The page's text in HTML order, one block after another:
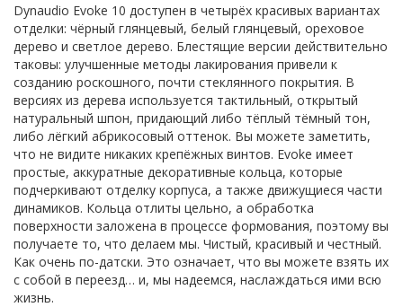
Dynaudio Evoke 10 доступен в четырёх красивых вариантах
отделки: чёрный глянцевый, белый глянцевый, ореховое
дерево и светлое дерево. Блестящие версии действительно
таковы: улучшенные методы лакирования привели к
созданию роскошного, почти стеклянного покрытия. В
версиях из дерева используется тактильный, открытый
натуральный шпон, придающий либо тёплый тёмный тон,
либо лёгкий абрикосовый оттенок. Вы можете заметить,
что не видите никаких крепёжных винтов. Evoke имеет
простые, аккуратные декоративные кольца, которые
подчеркивают отделку корпуса, а также движущиеся части
динамиков. Кольца отлиты цельно, а обработка
поверхности заложена в процессе формования, поэтому вы
получаете то, что делаем мы. Чистый, красивый и честный.
Как очень по-датски. Это означает, что вы можете взять их
с собой в переезд… и, мы надеемся, наслаждаться ими всю
жизнь.